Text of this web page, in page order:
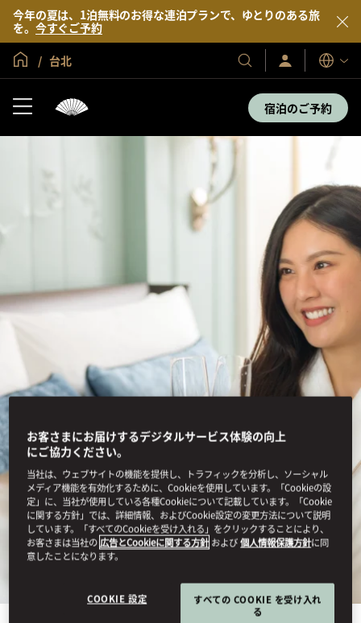
今年の夏は、1泊無料のお得な連泊プランで、ゆとりのある旅
を。 今すぐご予約
グローバル ホーム
台北
当
社
サ
イ
ン
／
表
示
言
語
宿泊のご予約
お客さまにお届けするデジタルサービス体験の向上
にご協力ください。
当社は、ウェブサイトの機能を提供し、トラフィックを分析し、ソーシャル
メディア機能を有効化するために、Cookieを使用しています。「Cookieの設
定」に、当社が使用している各種Cookieについて記載しています。「Cookie
に関する方針」では、詳細情報、およびCookie設定の変更方法について説明
しています。「すべてのCookieを受け入れる」をクリックすることにより、
お客さまは当社の広告とCookieに関する方針 および個人情報保護方針に同
意したことになります。
COOKIE 設定
すべての COOKIE を受け入れ
る